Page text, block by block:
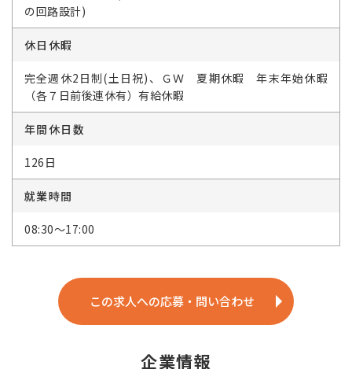
の回路設計)
休日休暇
完全週休2日制(土日祝)、ＧＷ 夏期休暇 年末年始休暇
（各７日前後連休有）有給休暇
年間休日数
126日
就業時間
08:30～17:00
この求人への応募・問い合わせ
企業情報